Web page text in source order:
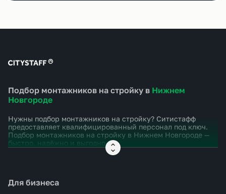
Подбор монтажников на стройку в Нижнем
Новгороде
Нужны подбор монтажников на стройку? Ситистафф
предоставляет квалифицированный персонал под ключ.
Подбор монтажников на стройку в Нижнем Новгороде —
быстро, надёжно и выгодно.
Для бизнеса